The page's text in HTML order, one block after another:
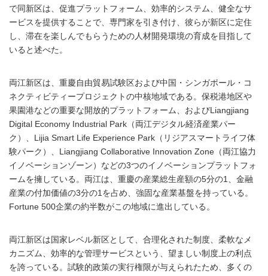
で同新区は、促進プラットフォーム、効率的システム、健全なサ
ービスを提供することで、専門家を引き付け、彼らが新区に定住
し、滞在を楽しんでもらうための人材開発環境の育成を目指して
いると述べた。
両江新区は、重慶自由貿易試験区および中国・シンガポール・コ
ネクティビティープロジェクトの中核地域である。保税港地区や
果園港などの重要な開放的プラットフォーム、およびLiangjiang
Digital Economy Industrial Park（両江デジタル経済産業パー
ク）、Lijia Smart Life Experience Park（リジアスマートライフ体
験パーク）、Liangjiang Collaborative Innovation Zone（両江協力
イノベーションゾーン）などの3つのイノベーションプラットフォ
ームを擁している。両江は、重慶の産業総生産額の5分の1、金融
産業の付加価値の3分の1を占め、強固な産業基盤を持っている。
Fortune 500企業の約半数がこの地域に進出している。
両江新区は国家レベル新区として、合理化された制度、柔軟なメ
カニズム、効率的な管理サービスという、望ましい制度上の利点
を誇っている。試験的政策の実行権限が与えられたため、多くの